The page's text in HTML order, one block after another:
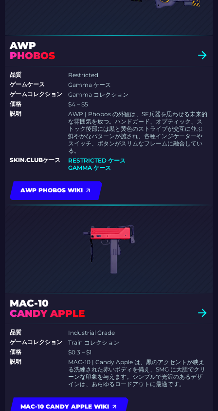
AWP
PHOBOS
品質
Restricted
ゲームケース
Gamma ケース
ゲームコレクション
Gamma コレクション
価格
$4 – $5
説明
AWP | Phobos の外観は、SF兵器を思わせる未来的
な雰囲気を放つ。ハンドガード、オプティック、ス
トック後部には黒と黄色のストライプが交互に並ぶ
鮮やかなパターンが施され、各種インジケーターや
スイッチ、ボタンがスリムなフレームに融合してい
る。
SKIN.CLUBケース
RESTRICTED ケース
GAMMA ケース
AWP PHOBOS WIKI
MAC-10
CANDY APPLE
品質
Industrial Grade
ゲームコレクション
Train コレクション
価格
$0.3 – $1
説明
MAC-10 | Candy Apple は、黒のアクセントが映え
る洗練された赤いボディを備え、SMG に大胆でクリ
ーンな印象を与えます。シンプルで光沢のあるデザ
インは、あらゆるロードアウトに最適です。
MAC-10 CANDY APPLE WIKI